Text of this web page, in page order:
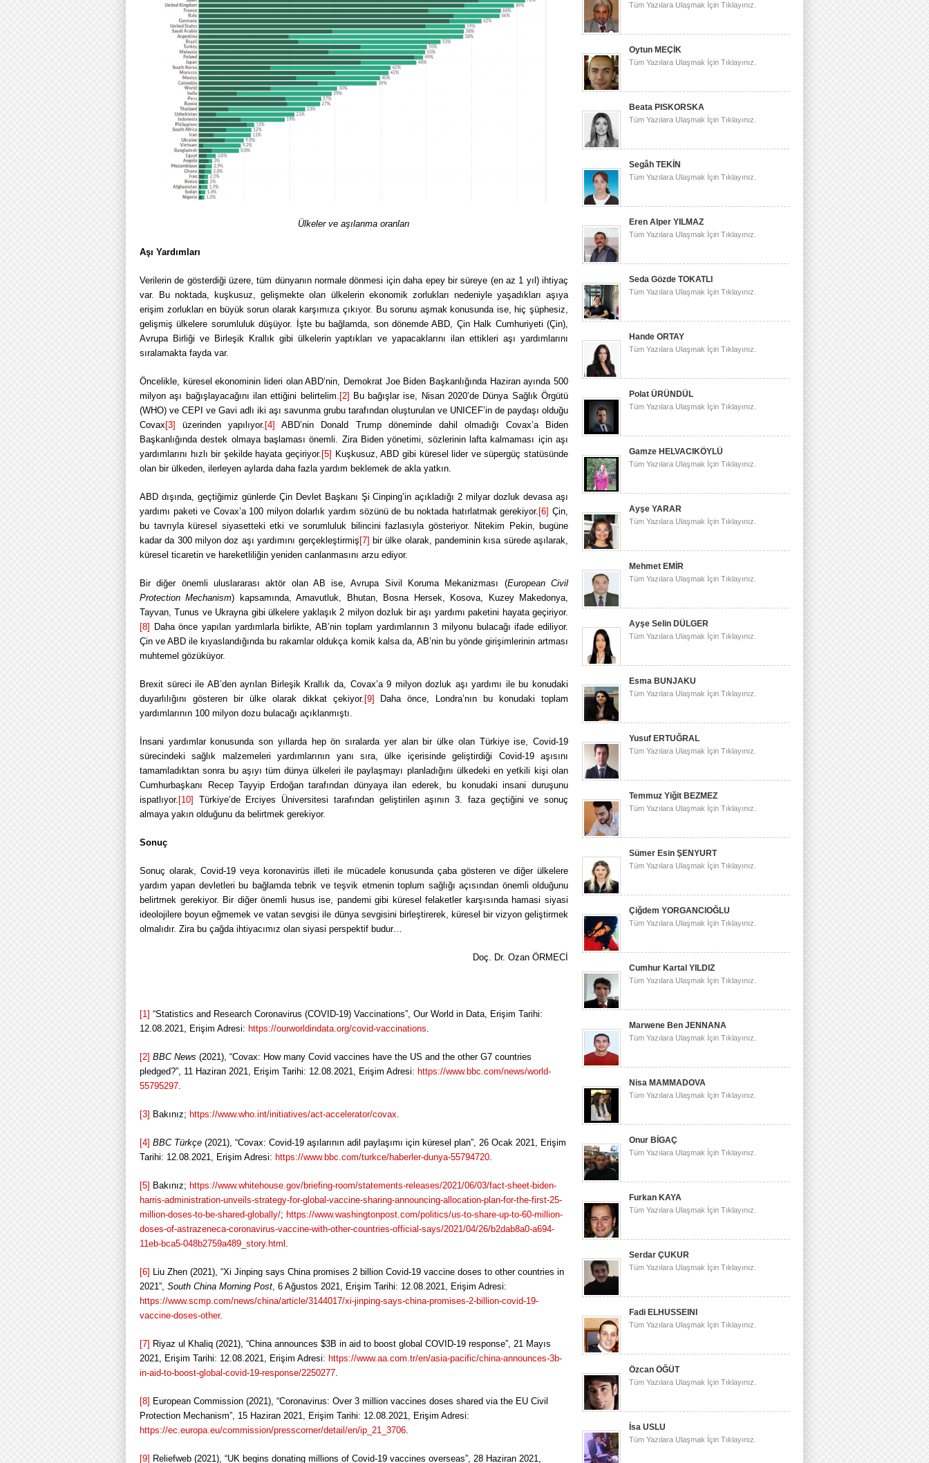
Ülkeler ve aşılanma oranları
Aşı Yardımları
Verilerin de gösterdiği üzere, tüm dünyanın normale dönmesi için daha epey bir süreye (en az 1 yıl) ihtiyaç
var. Bu noktada, kuşkusuz, gelişmekte olan ülkelerin ekonomik zorlukları nedeniyle yaşadıkları aşıya
erişim zorlukları en büyük sorun olarak karşımıza çıkıyor. Bu sorunu aşmak konusunda ise, hiç şüphesiz,
gelişmiş ülkelere sorumluluk düşüyor. İşte bu bağlamda, son dönemde ABD, Çin Halk Cumhuriyeti (Çin),
Avrupa Birliği ve Birleşik Krallık gibi ülkelerin yaptıkları ve yapacaklarını ilan ettikleri aşı yardımlarını
sıralamakta fayda var.
Öncelikle, küresel ekonominin lideri olan ABD’nin, Demokrat Joe Biden Başkanlığında Haziran ayında 500
milyon aşı bağışlayacağını ilan ettiğini belirtelim. [2] Bu bağışlar ise, Nisan 2020’de Dünya Sağlık Örgütü
(WHO) ve CEPI ve Gavi adlı iki aşı savunma grubu tarafından oluşturulan ve UNICEF’in de paydaşı olduğu
Covax[3] üzerinden yapılıyor. [4]
ABD’nin Donald Trump döneminde dahil olmadığı Covax’a Biden
Başkanlığında destek olmaya başlaması önemli. Zira Biden yönetimi, sözlerinin lafta kalmaması için aşı
yardımlarını hızlı bir şekilde hayata geçiriyor. [5] Kuşkusuz, ABD gibi küresel lider ve süpergüç statüsünde
olan bir ülkeden, ilerleyen aylarda daha fazla yardım beklemek de akla yatkın.
ABD dışında, geçtiğimiz günlerde Çin Devlet Başkanı Şi Cinping’in açıkladığı 2 milyar dozluk devasa aşı
yardımı paketi ve Covax’a 100 milyon dolarlık yardım sözünü de bu noktada hatırlatmak gerekiyor. [6] Çin,
bu tavrıyla küresel siyasetteki etki ve sorumluluk bilincini fazlasıyla gösteriyor. Nitekim Pekin, bugüne
kadar da 300 milyon doz aşı yardımını gerçekleştirmiş [7] bir ülke olarak, pandeminin kısa sürede aşılarak,
küresel ticaretin ve hareketliliğin yeniden canlanmasını arzu ediyor.
Bir diğer önemli uluslararası aktör olan AB ise, Avrupa Sivil Koruma Mekanizması (European Civil
Protection Mechanism) kapsamında, Arnavutluk, Bhutan, Bosna Hersek, Kosova, Kuzey Makedonya,
Tayvan, Tunus ve Ukrayna gibi ülkelere yaklaşık 2 milyon dozluk bir aşı yardımı paketini hayata geçiriyor.
[8]
Daha önce yapılan yardımlarla birlikte, AB’nin toplam yardımlarının 3 milyonu bulacağı ifade ediliyor.
Çin ve ABD ile kıyaslandığında bu rakamlar oldukça komik kalsa da, AB’nin bu yönde girişimlerinin artması
muhtemel gözüküyor.
Brexit süreci ile AB’den ayrılan Birleşik Krallık da, Covax’a 9 milyon dozluk aşı yardımı ile bu konudaki
duyarlılığını gösteren bir ülke olarak dikkat çekiyor. [9] Daha önce, Londra’nın bu konudaki toplam
yardımlarının 100 milyon dozu bulacağı açıklanmıştı.
İnsani yardımlar konusunda son yıllarda hep ön sıralarda yer alan bir ülke olan Türkiye ise, Covid-19
sürecindeki sağlık malzemeleri yardımlarının yanı sıra, ülke içerisinde geliştirdiği Covid-19 aşısını
tamamladıktan sonra bu aşıyı tüm dünya ülkeleri ile paylaşmayı planladığını ülkedeki en yetkili kişi olan
Cumhurbaşkanı Recep Tayyip Erdoğan tarafından dünyaya ilan ederek, bu konudaki insani duruşunu
ispatlıyor. [10]
Türkiye’de Erciyes Üniversitesi tarafından geliştirilen aşının 3. faza geçtiğini ve sonuç
almaya yakın olduğunu da belirtmek gerekiyor.
Sonuç
Sonuç olarak, Covid-19 veya koronavirüs illeti ile mücadele konusunda çaba gösteren ve diğer ülkelere
yardım yapan devletleri bu bağlamda tebrik ve teşvik etmenin toplum sağlığı açısından önemli olduğunu
belirtmek gerekiyor. Bir diğer önemli husus ise, pandemi gibi küresel felaketler karşısında hamasi siyasi
ideolojilere boyun eğmemek ve vatan sevgisi ile dünya sevgisini birleştirerek, küresel bir vizyon geliştirmek
olmalıdır. Zira bu çağda ihtiyacımız olan siyasi perspektif budur…
Doç. Dr. Ozan ÖRMECİ
[1] “Statistics and Research Coronavirus (COVID-19) Vaccinations”, Our World in Data, Erişim Tarihi:
12.08.2021, Erişim Adresi: https://ourworldindata.org/covid-vaccinations.
[2] BBC News (2021), “Covax: How many Covid vaccines have the US and the other G7 countries
pledged?”, 11 Haziran 2021, Erişim Tarihi: 12.08.2021, Erişim Adresi: https://www.bbc.com/news/world-
55795297.
[3] Bakınız; https://www.who.int/initiatives/act-accelerator/covax.
[4] BBC Türkçe (2021), “Covax: Covid-19 aşılarının adil paylaşımı için küresel plan”, 26 Ocak 2021, Erişim
Tarihi: 12.08.2021, Erişim Adresi: https://www.bbc.com/turkce/haberler-dunya-55794720.
[5] Bakınız; https://www.whitehouse.gov/briefing-room/statements-releases/2021/06/03/fact-sheet-biden-
harris-administration-unveils-strategy-for-global-vaccine-sharing-announcing-allocation-plan-for-the-first-25-
million-doses-to-be-shared-globally/; https://www.washingtonpost.com/politics/us-to-share-up-to-60-million-
doses-of-astrazeneca-coronavirus-vaccine-with-other-countries-official-says/2021/04/26/b2dab8a0-a694-
11eb-bca5-048b2759a489_story.html .
[6] Liu Zhen (2021), “Xi Jinping says China promises 2 billion Covid-19 vaccine doses to other countries in
2021”, South China Morning Post, 6 Ağustos 2021, Erişim Tarihi: 12.08.2021, Erişim Adresi:
https://www.scmp.com/news/china/article/3144017/xi-jinping-says-china-promises-2-billion-covid-19-
vaccine-doses-other.
[7] Riyaz ul Khaliq (2021), “China announces $3B in aid to boost global COVID-19 response”, 21 Mayıs
2021, Erişim Tarihi: 12.08.2021, Erişim Adresi: https://www.aa.com.tr/en/asia-pacific/china-announces-3b-
in-aid-to-boost-global-covid-19-response/2250277.
[8] European Commission (2021), “Coronavirus: Over 3 million vaccines doses shared via the EU Civil
Protection Mechanism”, 15 Haziran 2021, Erişim Tarihi: 12.08.2021, Erişim Adresi:
https://ec.europa.eu/commission/presscorner/detail/en/ip_21_3706.
[9] Reliefweb (2021), “UK begins donating millions of Covid-19 vaccines overseas”, 28 Haziran 2021,
Tüm Yazılara Ulaşmak İçin Tıklayınız.
Oytun MEÇİK
Tüm Yazılara Ulaşmak İçin Tıklayınız.
Beata PISKORSKA
Tüm Yazılara Ulaşmak İçin Tıklayınız.
Segâh TEKİN
Tüm Yazılara Ulaşmak İçin Tıklayınız.
Eren Alper YILMAZ
Tüm Yazılara Ulaşmak İçin Tıklayınız.
Seda Gözde TOKATLI
Tüm Yazılara Ulaşmak İçin Tıklayınız.
Hande ORTAY
Tüm Yazılara Ulaşmak İçin Tıklayınız.
Polat ÜRÜNDÜL
Tüm Yazılara Ulaşmak İçin Tıklayınız.
Gamze HELVACIKÖYLÜ
Tüm Yazılara Ulaşmak İçin Tıklayınız.
Ayşe YARAR
Tüm Yazılara Ulaşmak İçin Tıklayınız.
Mehmet EMİR
Tüm Yazılara Ulaşmak İçin Tıklayınız.
Ayşe Selin DÜLGER
Tüm Yazılara Ulaşmak İçin Tıklayınız.
Esma BUNJAKU
Tüm Yazılara Ulaşmak İçin Tıklayınız.
Yusuf ERTUĞRAL
Tüm Yazılara Ulaşmak İçin Tıklayınız.
Temmuz Yiğit BEZMEZ
Tüm Yazılara Ulaşmak İçin Tıklayınız.
Sümer Esin ŞENYURT
Tüm Yazılara Ulaşmak İçin Tıklayınız.
Çiğdem YORGANCIOĞLU
Tüm Yazılara Ulaşmak İçin Tıklayınız.
Cumhur Kartal YILDIZ
Tüm Yazılara Ulaşmak İçin Tıklayınız.
Marwene Ben JENNANA
Tüm Yazılara Ulaşmak İçin Tıklayınız.
Nisa MAMMADOVA
Tüm Yazılara Ulaşmak İçin Tıklayınız.
Onur BİGAÇ
Tüm Yazılara Ulaşmak İçin Tıklayınız.
Furkan KAYA
Tüm Yazılara Ulaşmak İçin Tıklayınız.
Serdar ÇUKUR
Tüm Yazılara Ulaşmak İçin Tıklayınız.
Fadi ELHUSSEINI
Tüm Yazılara Ulaşmak İçin Tıklayınız.
Özcan ÖĞÜT
Tüm Yazılara Ulaşmak İçin Tıklayınız.
İsa USLU
Tüm Yazılara Ulaşmak İçin Tıklayınız.